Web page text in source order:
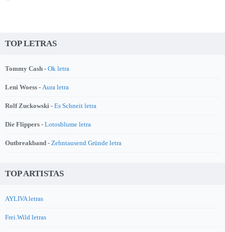
TOP LETRAS
Tommy Cash - Ok letra
Leni Woess - Aura letra
Rolf Zuckowski - Es Schneit letra
Die Flippers - Lotosblume letra
Outbreakband - Zehntausend Gründe letra
TOP ARTISTAS
AYLIVA letras
Frei.Wild letras